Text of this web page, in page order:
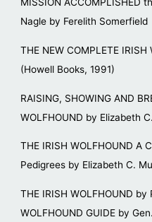
MISSION ACCOMPLISHED
Nagle by Ferelith Somerfield
THE NEW COMPLETE
(Howell Books, 1991)
RAISING, SHOWING AND
WOLFHOUND by Elizabeth
THE IRISH WOLFHOUND A
Pedigrees by Elizabeth C.
THE IRISH WOLFHOUND
WOLFHOUND GUIDE by